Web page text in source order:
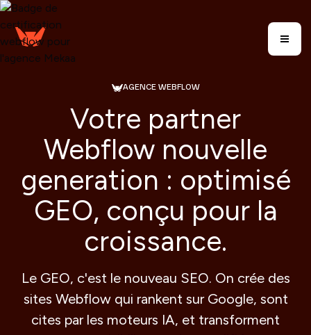
AGENCE WEBFLOW
Votre partner
Webflow nouvelle
generation : optimisé
GEO, conçu pour la
croissance.
Le GEO, c'est le nouveau SEO. On crée des
sites Webflow qui rankent sur Google, sont
cites par les moteurs IA, et transforment